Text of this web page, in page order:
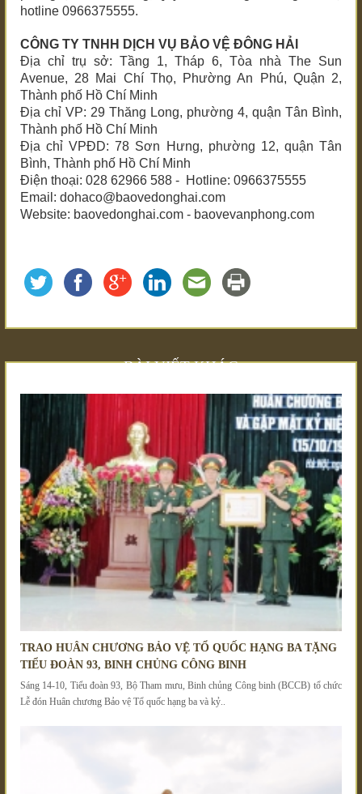
hotline 0966375555.
CÔNG TY TNHH DỊCH VỤ BẢO VỆ ĐÔNG HẢI
Địa chỉ trụ sở: Tầng 1, Tháp 6, Tòa nhà The Sun
Avenue, 28 Mai Chí Thọ, Phường An Phú, Quận 2,
Thành phố Hồ Chí Minh
Địa chỉ VP: 29 Thăng Long, phường 4, quận Tân Bình,
Thành phố Hồ Chí Minh
Địa chỉ VPĐD: 78 Sơn Hưng, phường 12, quận Tân
Bình, Thành phố Hồ Chí Minh
Điện thoại: 028 62966 588 - Hotline: 0966375555
Email: dohaco@baovedonghai.com
Website: baovedonghai.com - baovevanphong.com
BÀI VIẾT KHÁC
TRAO HUÂN CHƯƠNG BẢO VỆ TỔ QUỐC HẠNG BA TẶNG
TIỂU ĐOÀN 93, BINH CHỦNG CÔNG BINH
Sáng 14-10, Tiểu đoàn 93, Bộ Tham mưu, Binh chủng Công binh (BCCB) tổ chức
Lễ đón Huân chương Bảo vệ Tổ quốc hạng ba và kỷ..